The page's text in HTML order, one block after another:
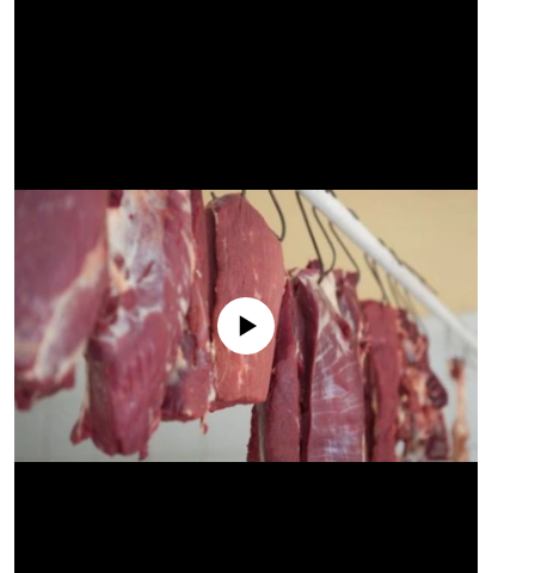
No media source currently available